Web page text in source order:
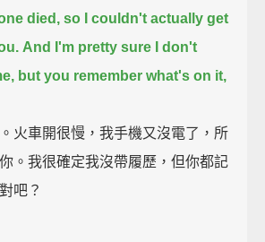
died, so I couldn't actually get
And I'm pretty sure I don't
but you remember what's on it,
火車開很慢，我手機又沒電了，所
。我很確定我沒帶履歷，但你都記
吧？